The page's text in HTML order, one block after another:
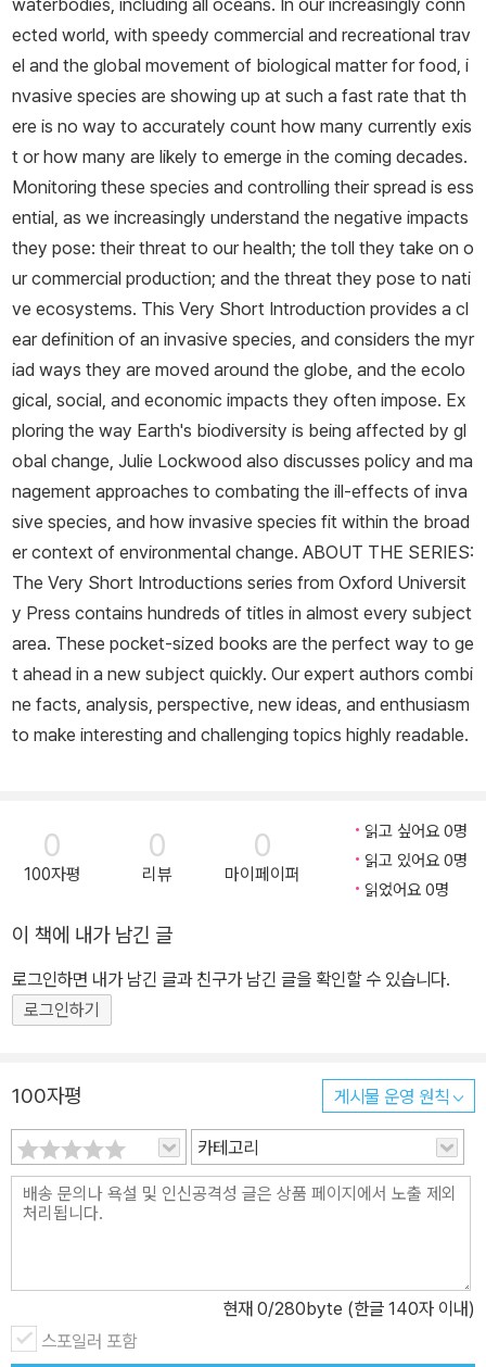
waterbodies, including all oceans. In our increasingly conn
ected world, with speedy commercial and recreational trav
el and the global movement of biological matter for food, i
nvasive species are showing up at such a fast rate that th
ere is no way to accurately count how many currently exis
t or how many are likely to emerge in the coming decades.
Monitoring these species and controlling their spread is ess
ential, as we increasingly understand the negative impacts
they pose: their threat to our health; the toll they take on o
ur commercial production; and the threat they pose to nati
ve ecosystems. This Very Short Introduction provides a cl
ear definition of an invasive species, and considers the myr
iad ways they are moved around the globe, and the ecolo
gical, social, and economic impacts they often impose. Ex
ploring the way Earth's biodiversity is being affected by gl
obal change, Julie Lockwood also discusses policy and ma
nagement approaches to combating the ill-effects of inva
sive species, and how invasive species fit within the broad
er context of environmental change. ABOUT THE SERIES:
The Very Short Introductions series from Oxford Universit
y Press contains hundreds of titles in almost every subject
area. These pocket-sized books are the perfect way to ge
t ahead in a new subject quickly. Our expert authors combi
ne facts, analysis, perspective, new ideas, and enthusiasm
to make interesting and challenging topics highly readable.
0
100자평
0
리뷰
0
마이페이퍼
읽고 싶어요 0명
읽고 있어요 0명
읽었어요 0명
이 책에 내가 남긴 글
로그인하면 내가 남긴 글과 친구가 남긴 글을 확인할 수 있습니다.
로그인하기
100자평 게시물 운영 원칙
카테고리
현재 0/280byte (한글 140자 이내)
스포일러 포함